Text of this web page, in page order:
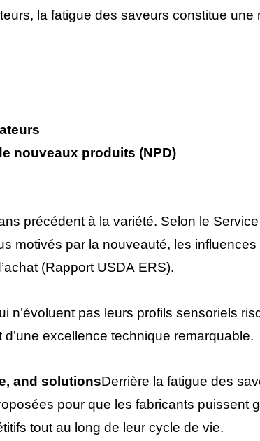
la fatigue des saveurs constitue une
nouveaux produits (NPD)
précédent à la variété. Selon le
motivés par la nouveauté, les influences
(Rapport USDA ERS).
n’évoluent pas leurs profils sensoriels
excellence technique remarquable.
and solutionsDerrière la fatigue des
pour que les fabricants puissent
tout au long de leur cycle de vie.